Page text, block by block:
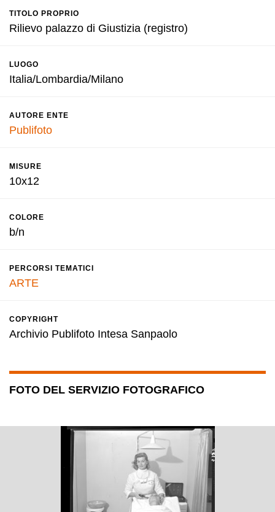
TITOLO PROPRIO
Rilievo palazzo di Giustizia (registro)
LUOGO
Italia/Lombardia/Milano
AUTORE ENTE
Publifoto
MISURE
10x12
COLORE
b/n
PERCORSI TEMATICI
ARTE
COPYRIGHT
Archivio Publifoto Intesa Sanpaolo
FOTO DEL SERVIZIO FOTOGRAFICO